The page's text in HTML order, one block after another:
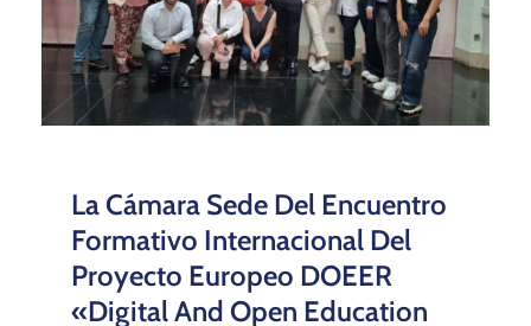
La Cámara Sede Del Encuentro
Formativo Internacional Del
Proyecto Europeo DOEER
«Digital And Open Education